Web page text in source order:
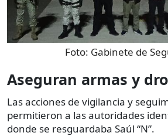
Foto: Gabinete de
Aseguran armas y
Las acciones de vigilancia y
permitieron a las autoridades
donde se resguardaba Saúl “N”.